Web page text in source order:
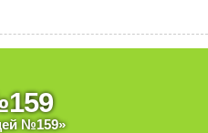
№159»